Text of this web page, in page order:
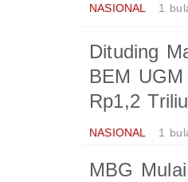
NASIONAL 1
Dituding
BEM
Rp1,2
NASIONAL 1
MBG